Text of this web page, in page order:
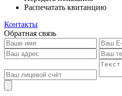
Распечатать квитанцию
Контакты
Обратная связь